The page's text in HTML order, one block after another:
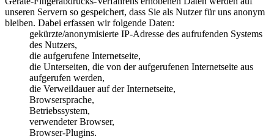
unseren Servern so gespeichert, dass Sie als Nutzer für uns anonym
bleiben. Dabei erfassen wir folgende Daten:
gekürzte/anonymisierte IP-Adresse des aufrufenden Systems
des Nutzers,
die aufgerufene Internetseite,
die Unterseiten, die von der aufgerufenen Internetseite aus
aufgerufen werden,
die Verweildauer auf der Internetseite,
Browsersprache,
Betriebssystem,
verwendeter Browser,
Browser-Plugins.